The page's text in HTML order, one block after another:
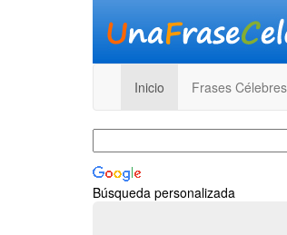
Inicio Frases Célebres
Búsqueda personalizada